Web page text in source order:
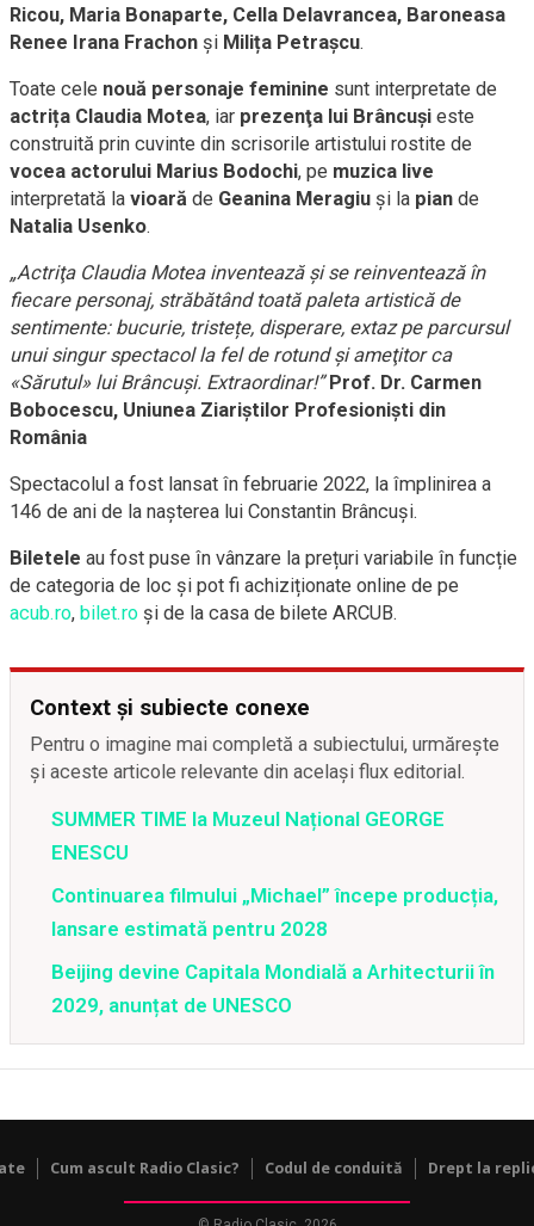
Ricou, Maria Bonaparte, Cella Delavrancea, Baroneasa
Renee Irana Frachon și Milița Petrașcu.
Toate cele nouă personaje feminine sunt interpretate de
actrița Claudia Motea, iar prezenţa lui Brâncuşi este
construită prin cuvinte din scrisorile artistului rostite de
vocea actorului Marius Bodochi, pe muzica live
interpretată la vioară de Geanina Meragiu şi la pian de
Natalia Usenko.
„Actriţa Claudia Motea inventează şi se reinventează în
fiecare personaj, străbătând toată paleta artistică de
sentimente: bucurie, tristețe, disperare, extaz pe parcursul
unui singur spectacol la fel de rotund şi ameţitor ca
«Sărutul» lui Brâncuşi. Extraordinar!” Prof. Dr. Carmen
Bobocescu, Uniunea Ziariştilor Profesionişti din
România
Spectacolul a fost lansat în februarie 2022, la împlinirea a
146 de ani de la naşterea lui Constantin Brâncuşi.
Biletele au fost puse în vânzare la prețuri variabile în funcție
de categoria de loc și pot fi achiziționate online de pe
acub.ro, bilet.ro și de la casa de bilete ARCUB.
Context și subiecte conexe
Pentru o imagine mai completă a subiectului, urmărește
și aceste articole relevante din același flux editorial.
SUMMER TIME la Muzeul Național GEORGE
ENESCU
Continuarea filmului „Michael” începe producția,
lansare estimată pentru 2028
Beijing devine Capitala Mondială a Arhitecturii în
2029, anunțat de UNESCO
Cum ascult Radio Clasic? Codul de conduită Drept la